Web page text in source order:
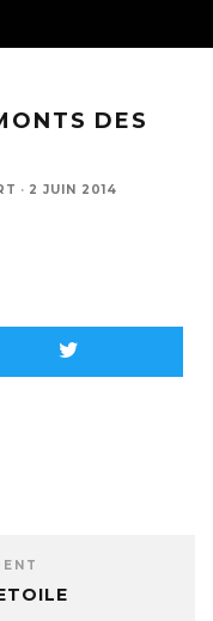
DES
· 2 JUIN 2014